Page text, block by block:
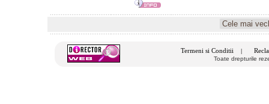
Termeni si Conditii
Toate drepturile